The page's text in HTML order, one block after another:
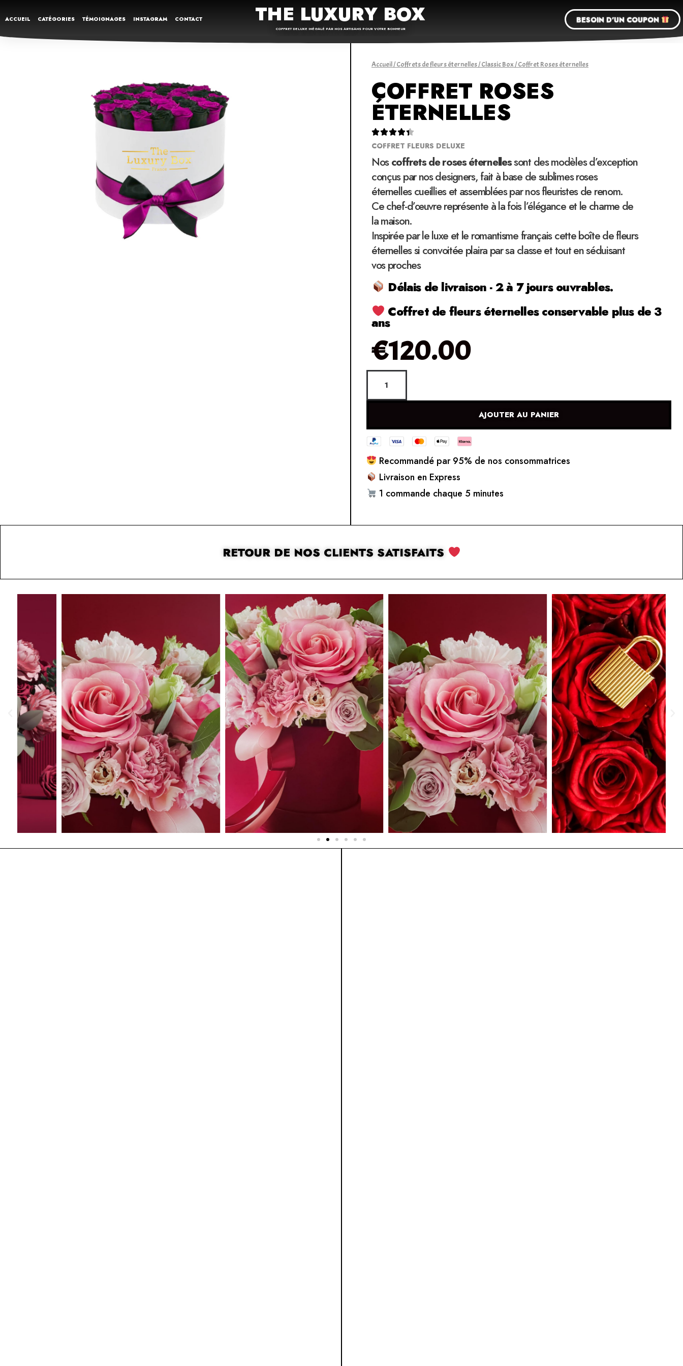
ACCUEIL CATÉGORIES TÉMOIGNAGES INSTAGRAM CONTACT THE LUXURY BOX
COFFRET DELUXE INÉGALÉ PAR NOS ARTISANS POUR VOTRE BONHEUR
BESOIN D'UN COUPON
Accueil/Coffrets de fleurs éternelles/Classic Box/ Coffret Roses éternelles
COFFRET ROSES
ÉTERNELLES

COFFRET FLEURS DELUXE
Noscoffrets de roses éternellessont des modèles d’exception
conçus par nos designers, fait à base de sublimes roses
éternelles cueillies et assemblées par nos fleuristes de renom.
Ce chef-d’œuvre représente à la fois l’élégance et le charme de
la maison.
Inspirée par le luxe et le romantisme français cette boîte de fleurs
éternelles si convoitée plaira par sa classe et tout en séduisant
vos proches
Délais de livraison - 2 à 7 jours ouvrables.
Coffret de fleurs éternelles conservable plus de 3
ans
€120.00
AJOUTER AU PANIER
Recommandé par 95% de nos consommatrices
Livraison en Express
1 commande chaque 5 minutes
RETOUR DE NOS CLIENTS SATISFAITS